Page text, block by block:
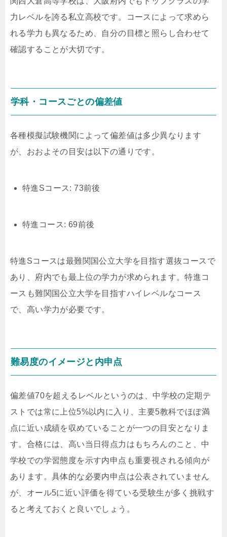
力レベルを誇る私立高校です。コースによって求めら
れる学力も異なるため、自分の目標と照らし合わせて
確認することが大切です。
学科・コースごとの偏差値
各種模擬試験機関によって偏差値は多少異なります
が、おおよその目安は以下の通りです。
特進Sコース: 73前後
特進コース: 69前後
特進Sコースは最難関国公立大学を目指す選抜コースで
あり、府内でも最上位の学力が求められます。特進コ
ースも難関国公立大学を目指すハイレベルなコース
で、高い学力が必要です。
難易度のイメージと内申点
偏差値70を超えるレベルというのは、中学校の定期テ
ストでは常に上位5%以内に入り、主要5教科でほぼ満
点に近い成績を収めていることが一つの目安となりま
す。合格には、高い当日得点力はもちろんのこと、中
学校での学習態度を示す内申点も重要視される傾向が
あります。具体的な必要内申点は公表されていません
が、オール5に近い評価を得ている受験生が多く挑戦す
ると考えておくと良いでしょう。